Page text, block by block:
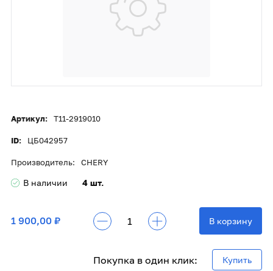
Артикул: T11-2919010
ID: ЦБ042957
Производитель: CHERY
В наличии 4 шт.
1 900,00 ₽ В корзину
Покупка в один клик: Купить